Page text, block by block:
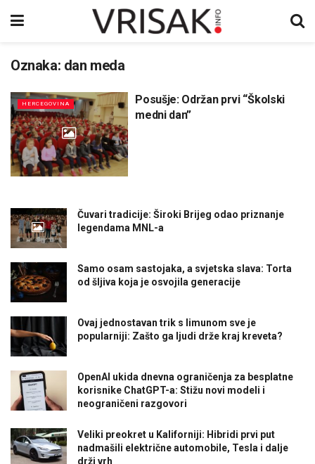
Oznaka: dan meda
HERCEGOVINA
Posušje: Održan prvi “Školski
medni dan”
Čuvari tradicije: Široki Brijeg odao priznanje
legendama MNL-a
Samo osam sastojaka, a svjetska slava: Torta
od šljiva koja je osvojila generacije
Ovaj jednostavan trik s limunom sve je
popularniji: Zašto ga ljudi drže kraj kreveta?
OpenAI ukida dnevna ograničenja za besplatne
korisnike ChatGPT-a: Stižu novi modeli i
neograničeni razgovori
Veliki preokret u Kaliforniji: Hibridi prvi put
nadmašili električne automobile, Tesla i dalje
drži vrh